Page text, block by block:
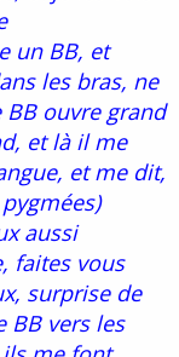
un BB, et
les bras, ne
ouvre grand
et là il me
et me dit,
aussi
faites vous
surprise de
BB vers les